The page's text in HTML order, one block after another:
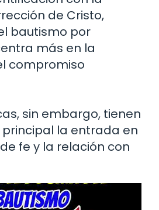
de Cristo,
bautismo por
más en la
compromiso
sin embargo, tienen
la entrada en
fe y la relación con